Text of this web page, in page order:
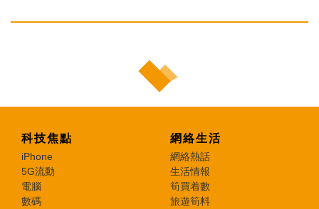
科技焦點
iPhone
5G流動
電腦
數碼
網絡生活
網絡熱話
生活情報
筍買着數
旅遊筍料